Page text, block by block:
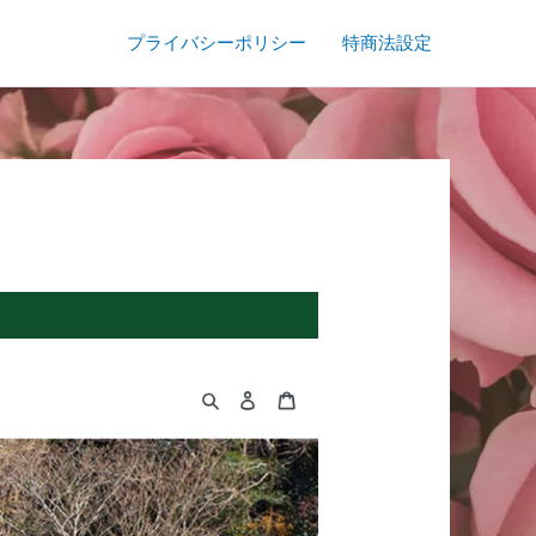
プライバシーポリシー 特商法設定